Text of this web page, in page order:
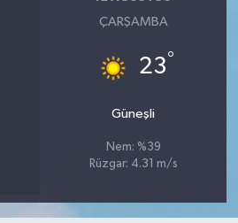
ÇARŞAMBA
23°
Güneşli
Nem: %39
Rüzgar: 4.31 m/s